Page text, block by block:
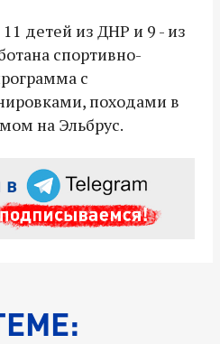
детей из ДНР и 9 - из
спортивно-
с
походами в
на Эльбрус.